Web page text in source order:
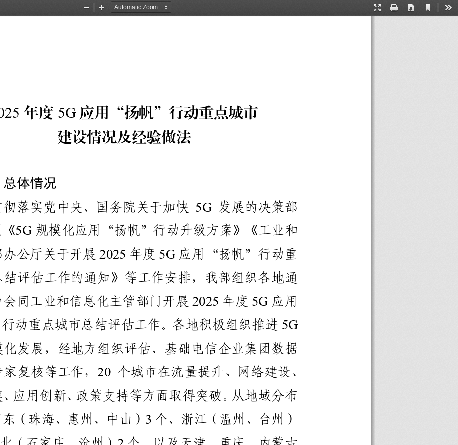
Presentation
Print Download
Current
Zoom
Zoom
年度 5G 应用“扬帆”行动重点城市
建设情况及经验做法
总体情况
彻落实党中央、国务院关于加快 5G 发展的决策部
5G 规模化应用“扬帆”行动升级方案》《工业和
公厅关于开展 2025 年度 5G 应用“扬帆”行动重
结评估工作的通知》等工作安排，我部组织各地通
同工业和信息化主管部门开展 2025 年度 5G 应用
动重点城市总结评估工作。各地积极组织推进 5G
化发展，经地方组织评估、基础电信企业集团数据
复核等工作， 20 个城市在流量提升、网络建设、
应用创新、政策支持等方面取得突破。从地域分布
（珠海、惠州、中山） 3 个、浙江（温州、台州）